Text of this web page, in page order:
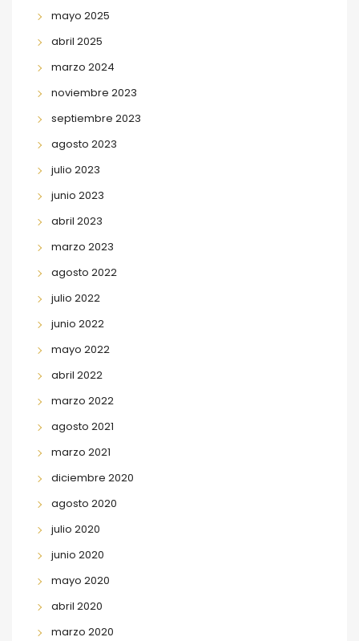
mayo 2025
abril 2025
marzo 2024
noviembre 2023
septiembre 2023
agosto 2023
julio 2023
junio 2023
abril 2023
marzo 2023
agosto 2022
julio 2022
junio 2022
mayo 2022
abril 2022
marzo 2022
agosto 2021
marzo 2021
diciembre 2020
agosto 2020
julio 2020
junio 2020
mayo 2020
abril 2020
marzo 2020